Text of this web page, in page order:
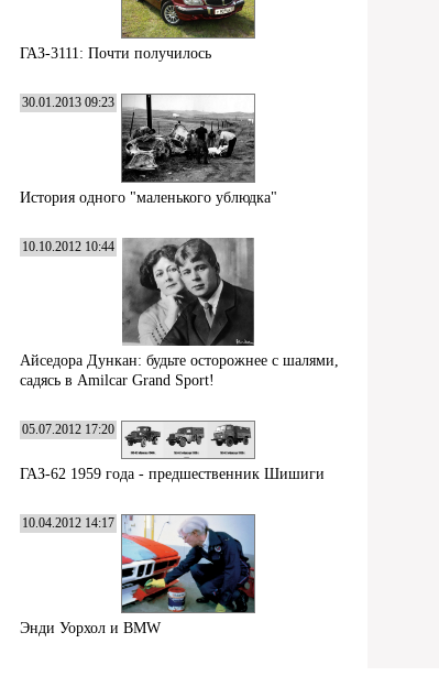
ГАЗ-3111: Почти получилось
30.01.2013 09:23
История одного "маленького ублюдка"
10.10.2012 10:44
Айседора Дункан: будьте осторожнее с шалями,
садясь в Amilcar Grand Sport!
05.07.2012 17:20
ГАЗ-62 1959 года - предшественник Шишиги
10.04.2012 14:17
Энди Уорхол и BMW